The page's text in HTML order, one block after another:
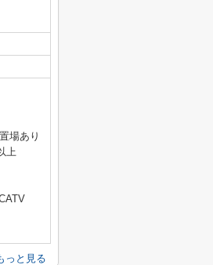
場あり
上
っと見る